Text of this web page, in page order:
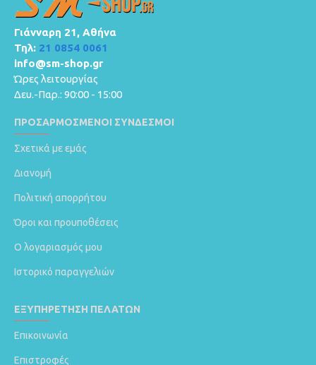
Γιάνναρη 21, Αθήνα
Τηλ: 21 0854 0061
info@sm-shop.gr
Ώρες λειτουργίας
Δευ.-Παρ.: 90:00 - 15:00
ΠΡΟΣΑΡΜΟΣΜΈΝΟΙ ΣΎΝΔΕΣΜΟΙ
Σχετικά με εμάς
Διανομή
Πολιτική απορρήτου
Όροι και προυποθέσεις
Ο λογαριασμός μου
Ιστορικό παραγγελιών
ΕΞΥΠΗΡΈΤΗΣΗ ΠΕΛΑΤΏΝ
Επικοινωνία
Επιστροφές